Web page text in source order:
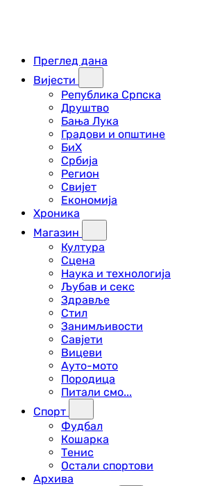
Преглед дана
Вијести
Република Српска
Друштво
Бања Лука
Градови и општине
БиХ
Србија
Регион
Свијет
Економија
Хроника
Магазин
Култура
Сцена
Наука и технологија
Љубав и секс
Здравље
Стил
Занимљивости
Савјети
Вицеви
Ауто-мото
Породица
Питали смо...
Спорт
Фудбал
Кошарка
Тенис
Остали спортови
Архива